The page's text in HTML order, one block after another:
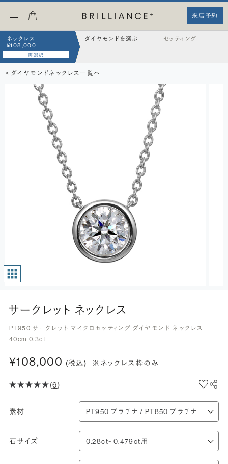
来店予約
ネックレス
¥108,000
再選択
ダイヤモンドを選ぶ セッティング
< ダイヤモンドネックレス一覧へ
サークレット ネックレス
PT950 サークレット マイクロセッティング ダイヤモンド ネックレス
40cm 0.3ct
¥108,000 (税込) ※ネックレス枠のみ
(6)
素材
石サイズ